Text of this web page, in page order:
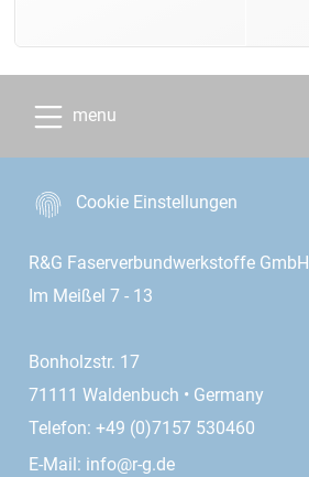
menu
Cookie Einstellungen
R&G Faserverbundwerkstoffe GmbH
Im Meißel 7 - 13
Bonholzstr. 17
71111 Waldenbuch • Germany
Telefon: +49 (0)7157 530460
E-Mail: info@r-g.de